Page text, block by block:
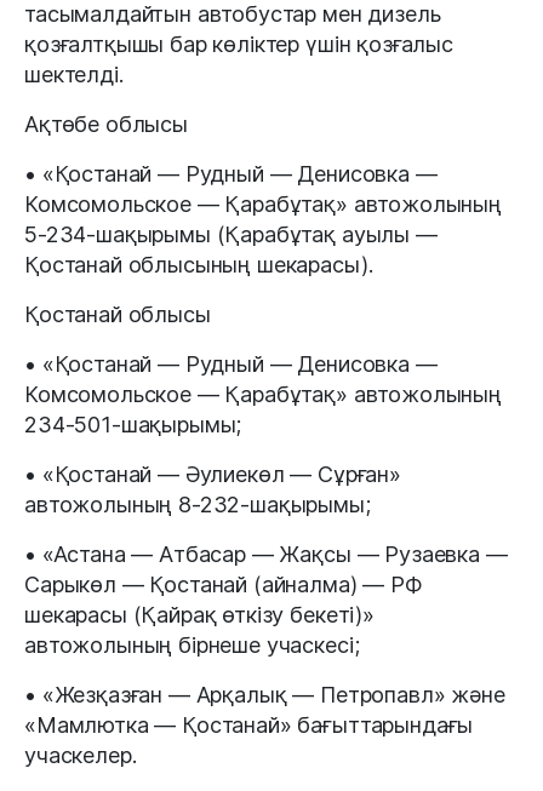
тасымалдайтын автобустар мен дизель
қозғалтқышы бар көліктер үшін қозғалыс
шектелді.
Ақтөбе облысы
• «Қостанай — Рудный — Денисовка —
Комсомольское — Қарабұтақ» автожолының
5-234-шақырымы (Қарабұтақ ауылы —
Қостанай облысының шекарасы).
Қостанай облысы
• «Қостанай — Рудный — Денисовка —
Комсомольское — Қарабұтақ» автожолының
234-501-шақырымы;
• «Қостанай — Әулиекөл — Сұрған»
автожолының 8-232-шақырымы;
• «Астана — Атбасар — Жақсы — Рузаевка —
Сарыкөл — Қостанай (айналма) — РФ
шекарасы (Қайрақ өткізу бекеті)»
автожолының бірнеше учаскесі;
• «Жезқазған — Арқалық — Петропавл» және
«Мамлютка — Қостанай» бағыттарындағы
учаскелер.